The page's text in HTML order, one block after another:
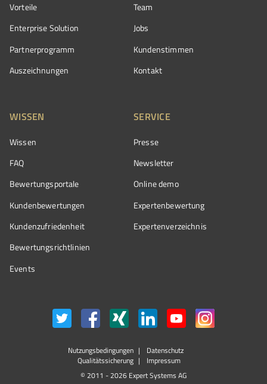
Vorteile
Enterprise Solution
Partnerprogramm
Auszeichnungen
Team
Jobs
Kundenstimmen
Kontakt
WISSEN
Wissen
FAQ
Bewertungsportale
Kundenbewertungen
Kundenzufriedenheit
Bewertungs­richtlinien
Events
SERVICE
Presse
Newsletter
Online demo
Expertenbewertung
Expertenverzeichnis
Nutzungsbedingungen
Datenschutz
Qualitätssicherung
Impressum
© 2011 - 2026 Expert Systems AG